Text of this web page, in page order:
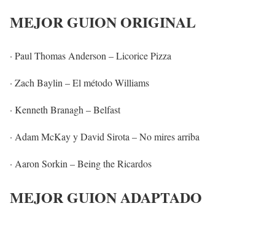
MEJOR GUION ORIGINAL
· Paul Thomas Anderson – Licorice Pizza
· Zach Baylin – El método Williams
· Kenneth Branagh – Belfast
· Adam McKay y David Sirota – No mires arriba
· Aaron Sorkin – Being the Ricardos
MEJOR GUION ADAPTADO